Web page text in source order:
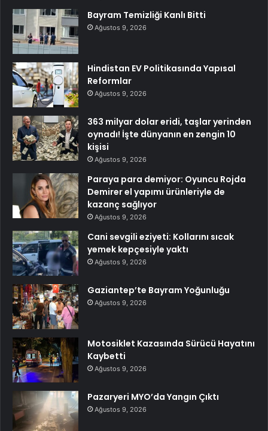
Bayram Temizliği Kanlı Bitti
Ağustos 9, 2026
Hindistan EV Politikasında Yapısal
Reformlar
Ağustos 9, 2026
363 milyar dolar eridi, taşlar yerinden
oynadı! İşte dünyanın en zengin 10
kişisi
Ağustos 9, 2026
Paraya para demiyor: Oyuncu Rojda
Demirer el yapımı ürünleriyle de
kazanç sağlıyor
Ağustos 9, 2026
Cani sevgili eziyeti: Kollarını sıcak
yemek kepçesiyle yaktı
Ağustos 9, 2026
Gaziantep’te Bayram Yoğunluğu
Ağustos 9, 2026
Motosiklet Kazasında Sürücü Hayatını
Kaybetti
Ağustos 9, 2026
Pazaryeri MYO’da Yangın Çıktı
Ağustos 9, 2026